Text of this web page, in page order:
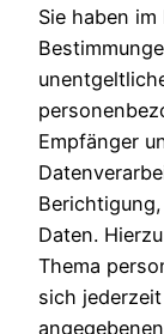
Sie haben
Empfänger
Daten.
Thema
sich